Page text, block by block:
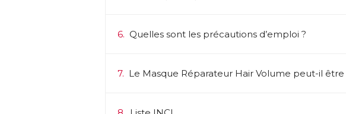
6. Quelles sont les précautions d’emploi ?
7. Le Masque Réparateur Hair Volume peut-il